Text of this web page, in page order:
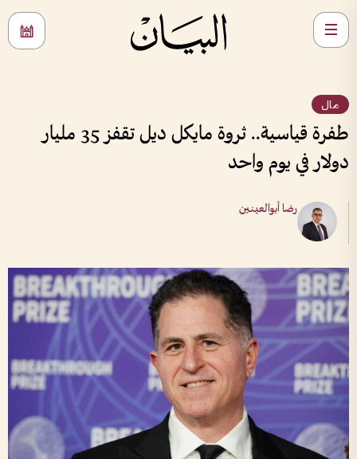
مال
طفرة قياسية.. ثروة مايكل ديل تقفز 35 مليار
دولار في يوم واحد
رضا أبوالعينين